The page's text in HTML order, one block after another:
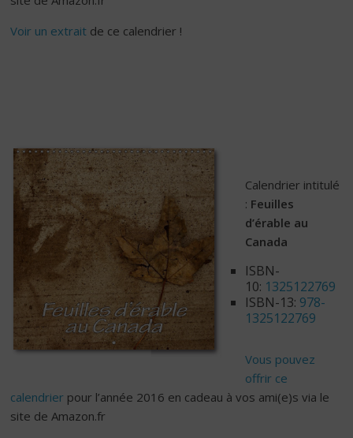
Voir un extrait de ce calendrier !
Calendrier intitulé
: Feuilles
d’érable au
Canada
ISBN-
10: 1325122769
ISBN-13: 978-
1325122769
Vous pouvez
offrir ce
calendrier pour l’année 2016 en cadeau à vos ami(e)s via le
site de Amazon.fr